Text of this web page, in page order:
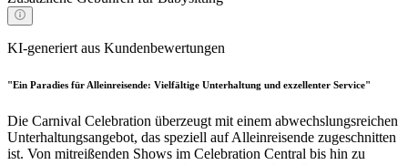
KI-generiert aus Kundenbewertungen
"Ein Paradies für Alleinreisende: Vielfältige Unterhaltung und exzellenter Service"
Die Carnival Celebration überzeugt mit einem abwechslungsreichen
Unterhaltungsangebot, das speziell auf Alleinreisende zugeschnitten
ist. Von mitreißenden Shows im Celebration Central bis hin zu